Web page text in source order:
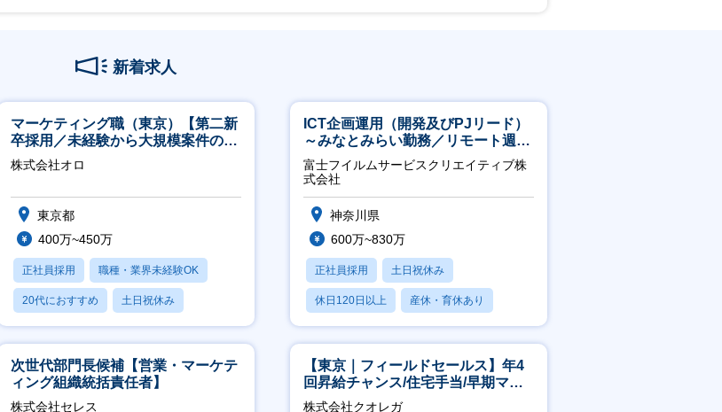
新着求人
マーケティング職（東京）【第二新
卒採用／未経験から大規模案件のマ
ーケティングが経験できる／研修充
実】
株式会社オロ
東京都
400万~450万
正社員採用 職種・業界未経験OK
20代におすすめ 土日祝休み
休日120日以上
ICT企画運用（開発及びPJリード）
～みなとみらい勤務／リモート週
2OK／業務改善～
富士フイルムサービスクリエイティブ株
式会社
神奈川県
600万~830万
正社員採用 土日祝休み
休日120日以上 産休・育休あり
月残業20時間以内
次世代部門長候補【営業・マーケテ
ィング組織統括責任者】
株式会社セレス
【東京｜フィールドセールス】年4
回昇給チャンス/住宅手当/早期マネ
ジメント機会あり！
株式会社クオレガ